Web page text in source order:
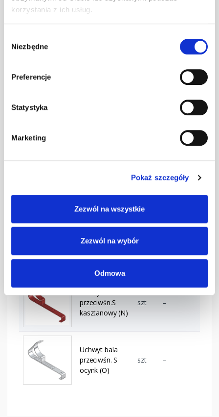
korzystania z ich usług.
zgody
Niezbędne
Preferencje
Statystyka
Marketing
Pokaż szczegóły
Zezwól na wszystkie
Zezwól na wybór
Odmowa
Uchwyt bala
przeciwśn. S
czerwony (N)
przeciwśn. S
grafitowy
szt
przeciwśn.S
kasztanowy (N)
szt –
Uchwyt bala
przeciwśn. S
ocynk (O)
szt –